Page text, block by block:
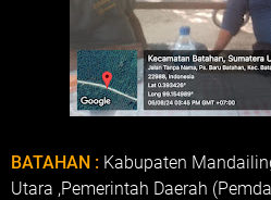
BATAHAN : Kabupaten
Utara ,Pemerintah Daerah